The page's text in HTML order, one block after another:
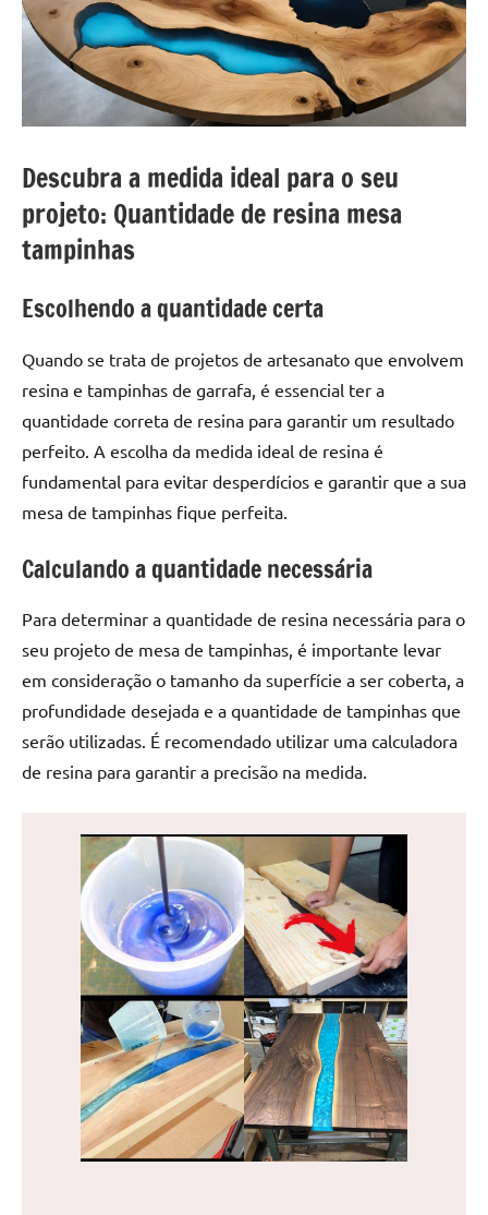
passo
criatividade
resina.
Explore
e
inspirações
sobre
mesa
madeira
resina,
incluindo
designs
de
mesas
resina
as
inovadoras
mesas
cascata
resinadas.
Quer
reuniões
Descubra a medida ideal para o seu
projeto: Quantidade de resina mesa
tampinhas
Escolhendo a quantidade certa
Quando se trata de projetos de artesanato que envolvem
resina e tampinhas de garrafa, é essencial ter a
quantidade correta de resina para garantir um resultado
perfeito. A escolha da medida ideal de resina é
fundamental para evitar desperdícios e garantir que a sua
mesa de tampinhas fique perfeita.
Calculando a quantidade necessária
Para determinar a quantidade de resina necessária para o
seu projeto de mesa de tampinhas, é importante levar
em consideração o tamanho da superfície a ser coberta, a
profundidade desejada e a quantidade de tampinhas que
serão utilizadas. É recomendado utilizar uma calculadora
de resina para garantir a precisão na medida.